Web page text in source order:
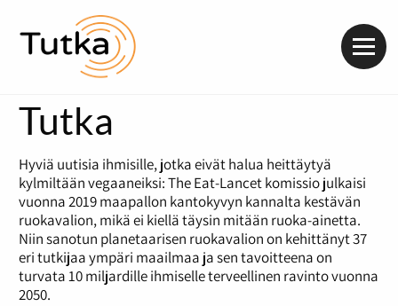
Tutka
Hyviä uutisia ihmisille, jotka eivät halua heittäytyä
kylmiltään vegaaneiksi: The Eat-Lancet komissio julkaisi
vuonna 2019 maapallon kantokyvyn kannalta kestävän
ruokavalion, mikä ei kiellä täysin mitään ruoka-ainetta.
Niin sanotun planetaarisen ruokavalion on kehittänyt 37
eri tutkijaa ympäri maailmaa ja sen tavoitteena on
turvata 10 miljardille ihmiselle terveellinen ravinto vuonna
2050.